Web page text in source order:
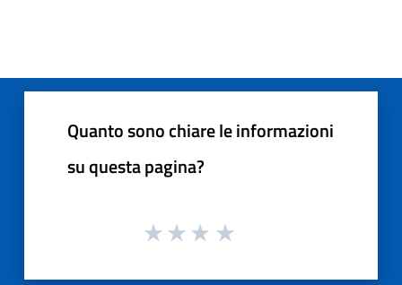
Quanto sono chiare le informazioni
su questa pagina?